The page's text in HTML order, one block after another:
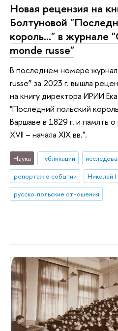
Новая рецензия на
Болтуновой
король..." в журнале
monde russe"
В последнем номере
russe” за 2023 г. вышла
на книгу директора ИРИИ
"Последний польский
Варшаве в 1829 г. и память
XVII – начала XIX вв.".
Наука публикации
репортаж о событии
Николай I
русско-польские отношения